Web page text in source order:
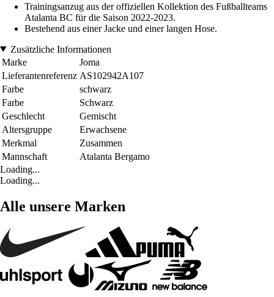
Trainingsanzug aus der offiziellen Kollektion des Fußballteams
Atalanta BC für die Saison 2022-2023.
Bestehend aus einer Jacke und einer langen Hose.
Zusätzliche Informationen
Marke
Joma
Lieferantenreferenz AS102942A107
Farbe
schwarz
Farbe
Schwarz
Geschlecht
Gemischt
Altersgruppe
Erwachsene
Merkmal
Zusammen
Mannschaft
Atalanta Bergamo
Loading...
Loading...
Alle unsere Marken